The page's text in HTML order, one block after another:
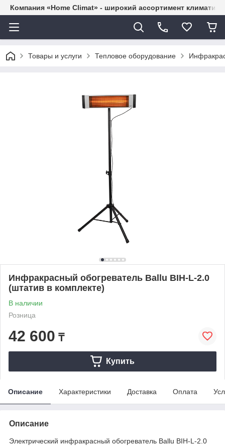
Компания «Home Climat» - широкий ассортимент
Товары и услуги Тепловое оборудование
Инфракрасный обогреватель Ballu BIH-L-2.0
(штатив в комплекте)
В наличии
Розница
42 600 ₸
Купить
Описание Характеристики Доставка Оплата
Описание
Электрический инфракрасный обогреватель Ballu BIH-L-2.0